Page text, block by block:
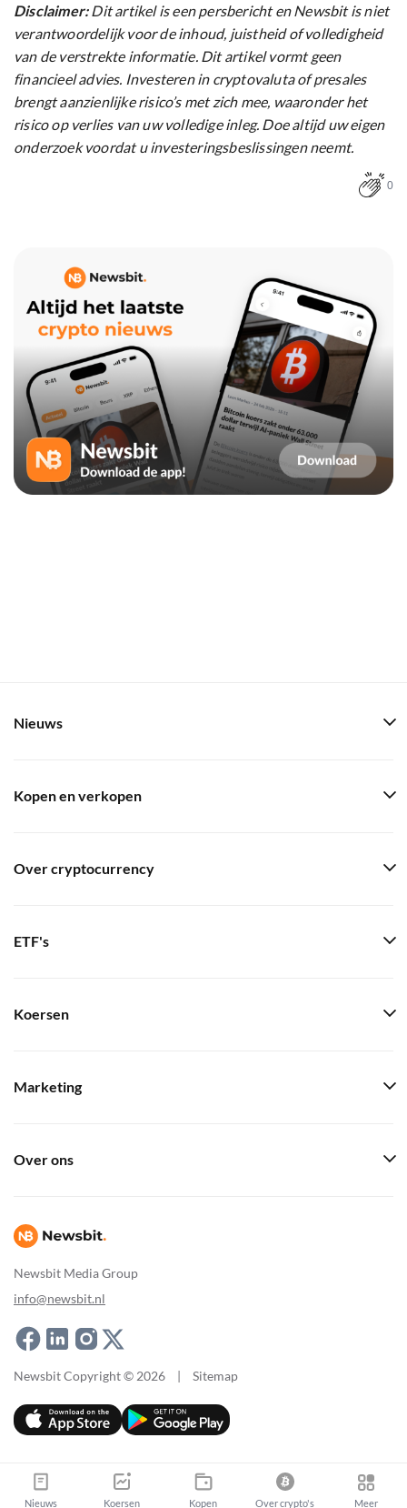
Disclaimer:Dit artikel is een persbericht en Newsbit is niet
verantwoordelijk voor de inhoud, juistheid of volledigheid
van de verstrekte informatie. Dit artikel vormt geen
financieel advies. Investeren in cryptovaluta of presales
brengt aanzienlijke risico’s met zich mee, waaronder het
risico op verlies van uw volledige inleg. Doe altijd uw eigen
onderzoek voordat u investeringsbeslissingen neemt.
0
Newsbit Media Group
info@newsbit.nl
Nieuws
Kopen en verkopen
Over cryptocurrency
ETF's
Koersen
Marketing
Over ons
Newsbit Copyright © 2026 | Sitemap
Nieuws Koersen Kopen Over crypto's Meer